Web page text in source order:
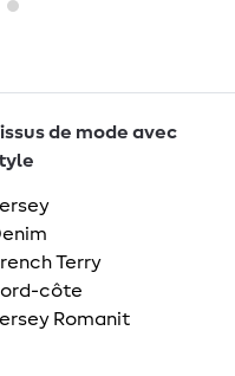
de mode avec
Terry
côte
Romanit